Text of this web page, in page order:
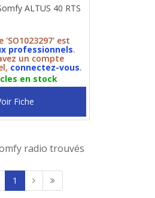
ALTUS 40 RTS
'SO1023297' est
professionnels.
un compte
connectez-vous.
en stock
Fiche
radio trouvés
1